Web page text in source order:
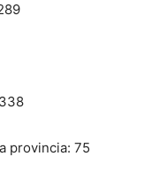
provincia: 75